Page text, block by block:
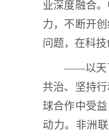
业深度融合
力，不断开
问题，在科技
——以天
共治、坚持
球合作中受
动力。非洲